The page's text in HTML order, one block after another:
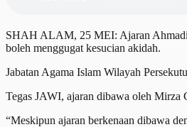
SHAH ALAM, 25 MEI: Ajaran
boleh menggugat kesucian akidah.
Jabatan Agama Islam Wilayah
Tegas JAWI, ajaran dibawa oleh Mirza
“Meskipun ajaran berkenaan dibawa